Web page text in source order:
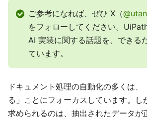
ご参考になれば、ぜひ X（
をフォローしてください。
AI 実装に関する話題を、できる
ています。
ドキュメント処理の自動化の多くは、
る」ことにフォーカスしています。し
求められるのは、抽出されたデータが